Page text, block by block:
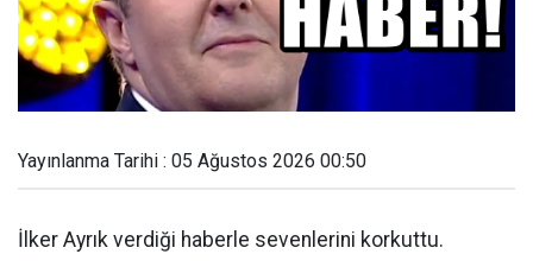
Yayınlanma Tarihi : 05 Ağustos 2026 00:50
İlker Ayrık verdiği haberle sevenlerini korkuttu.